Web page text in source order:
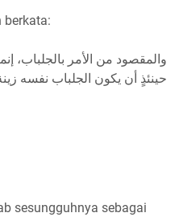
berkata:
والمقصود من الأمر بالجلباب،
حينئذٍ أن يكون الجلباب نفسه
sesungguhnya sebagai